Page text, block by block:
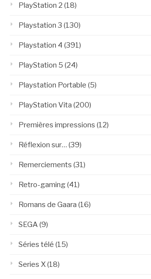
PlayStation 2 (18)
Playstation 3 (130)
Playstation 4 (391)
PlayStation 5 (24)
Playstation Portable (5)
PlayStation Vita (200)
Premières impressions (12)
Réflexion sur… (39)
Remerciements (31)
Retro-gaming(41)
Romans de Gaara (16)
SEGA (9)
Séries télé (15)
Series X(18)